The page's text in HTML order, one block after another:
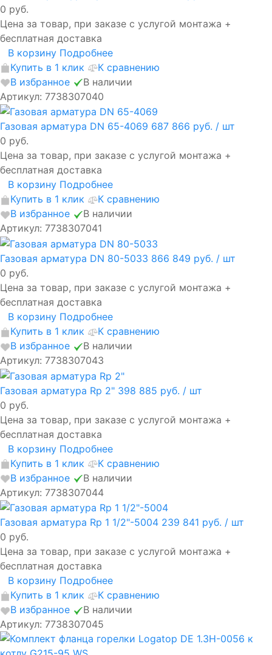
0 руб.
Цена за товар, при заказе с услугой монтажа +
бесплатная доставка
В корзину Подробнее
Купить в 1 клик
К сравнению
В избранное
В наличии
Артикул: 7738307040
Газовая арматура DN 65-4069 687 866 руб. / шт
0 руб.
Цена за товар, при заказе с услугой монтажа +
бесплатная доставка
В корзину Подробнее
Купить в 1 клик
К сравнению
В избранное
В наличии
Артикул: 7738307041
Газовая арматура DN 80-5033 866 849 руб. / шт
0 руб.
Цена за товар, при заказе с услугой монтажа +
бесплатная доставка
В корзину Подробнее
Купить в 1 клик
К сравнению
В избранное
В наличии
Артикул: 7738307043
Газовая арматура Rp 2" 398 885 руб. / шт
0 руб.
Цена за товар, при заказе с услугой монтажа +
бесплатная доставка
В корзину Подробнее
Купить в 1 клик
К сравнению
В избранное
В наличии
Артикул: 7738307044
Газовая арматура Rp 1 1/2"-5004 239 841 руб. / шт
0 руб.
Цена за товар, при заказе с услугой монтажа +
бесплатная доставка
В корзину Подробнее
Купить в 1 клик
К сравнению
В избранное
В наличии
Артикул: 7738307045